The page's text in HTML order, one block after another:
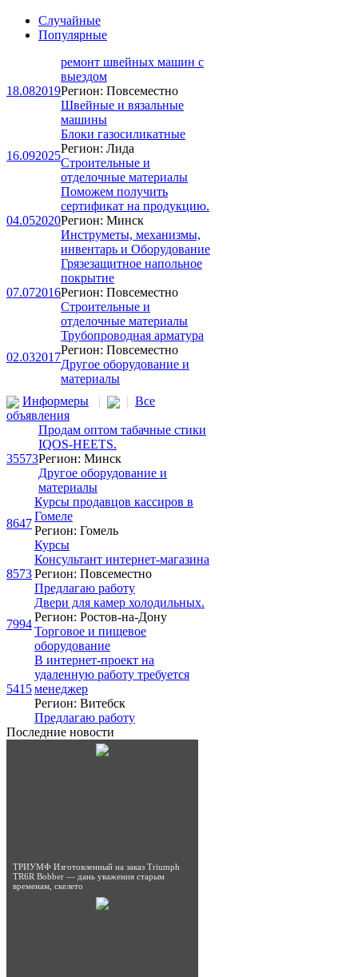
Случайные
Популярные
18.082019
ремонт швейных машин с
выездом
Регион: Повсеместно
Швейные и вязальные
машины
16.092025
Блоки газосиликатные
Регион: Лида
Строительные и
отделочные материалы
04.052020
Поможем получить
сертификат на продукцию.
Регион: Минск
Инструметы, механизмы,
инвентарь и Оборудование
07.072016
Грязезащитное напольное
покрытие
Регион: Повсеместно
Строительные и
отделочные материалы
02.032017
Трубопроводная арматура
Регион: Повсеместно
Другое оборудование и
материалы
Информеры
| | Все
объявления
35573
Продам оптом табачные стики
IQOS-HEETS.
Регион: Минск
Другое оборудование и
материалы
8647
Курсы продавцов кассиров в
Гомеле
Регион: Гомель
Курсы
8573
Консультaнт интeрнeт-мaгaзинa
Регион: Повсеместно
Предлагаю работу
7994
Двери для камер холодильных.
Регион: Ростов-на-Дону
Торговое и пищевое
оборудование
5415
В интернет-проект на
удаленную работу требуется
менеджер
Регион: Витебск
Предлагаю работу
Последние новости
ТРИУМФ Изготовленный на заказ Triumph
TR6R Bobber — дань уважения старым
временам, скелето